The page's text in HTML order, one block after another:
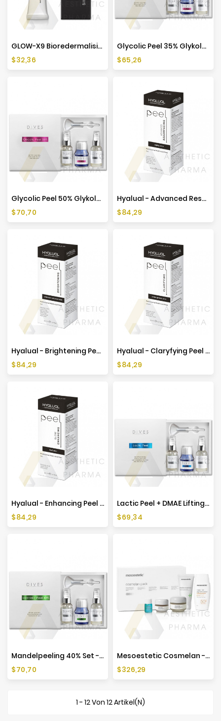
GLOW-X9 Bioredermalisierendes Peeling - 3ml
Preis
$32,36
Glycolic Peel 35% Glykolsäure-Peeling-Set - 50ml
Preis
$65,26
Glycolic Peel 50% Glykolsäure-Peeling-Set - 50ml
Preis
$70,70
Hyalual - Advanced Resurfacing Peel 50ml
Preis
$84,29
Hyalual - Brightening Peel 50ml
Preis
$84,29
Hyalual - Claryfying Peel 50ml
Preis
$84,29
Hyalual - Enhancing Peel 50ml
Preis
$84,29
Lactic Peel + DMAE Lifting Peeling-Set - 50ml
Preis
$69,34
Mandelpeeling 40% Set - 50ml
Preis
$70,70
Mesoestetic Cosmelan - Depigmentierungs-Set - Neue Formel
Preis
$326,29
1 - 12 Von 12 Artikel(n)